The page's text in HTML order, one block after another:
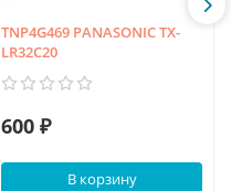
TNP4G469 PANASONIC TX-
LR32C20
600 ₽
В корзину